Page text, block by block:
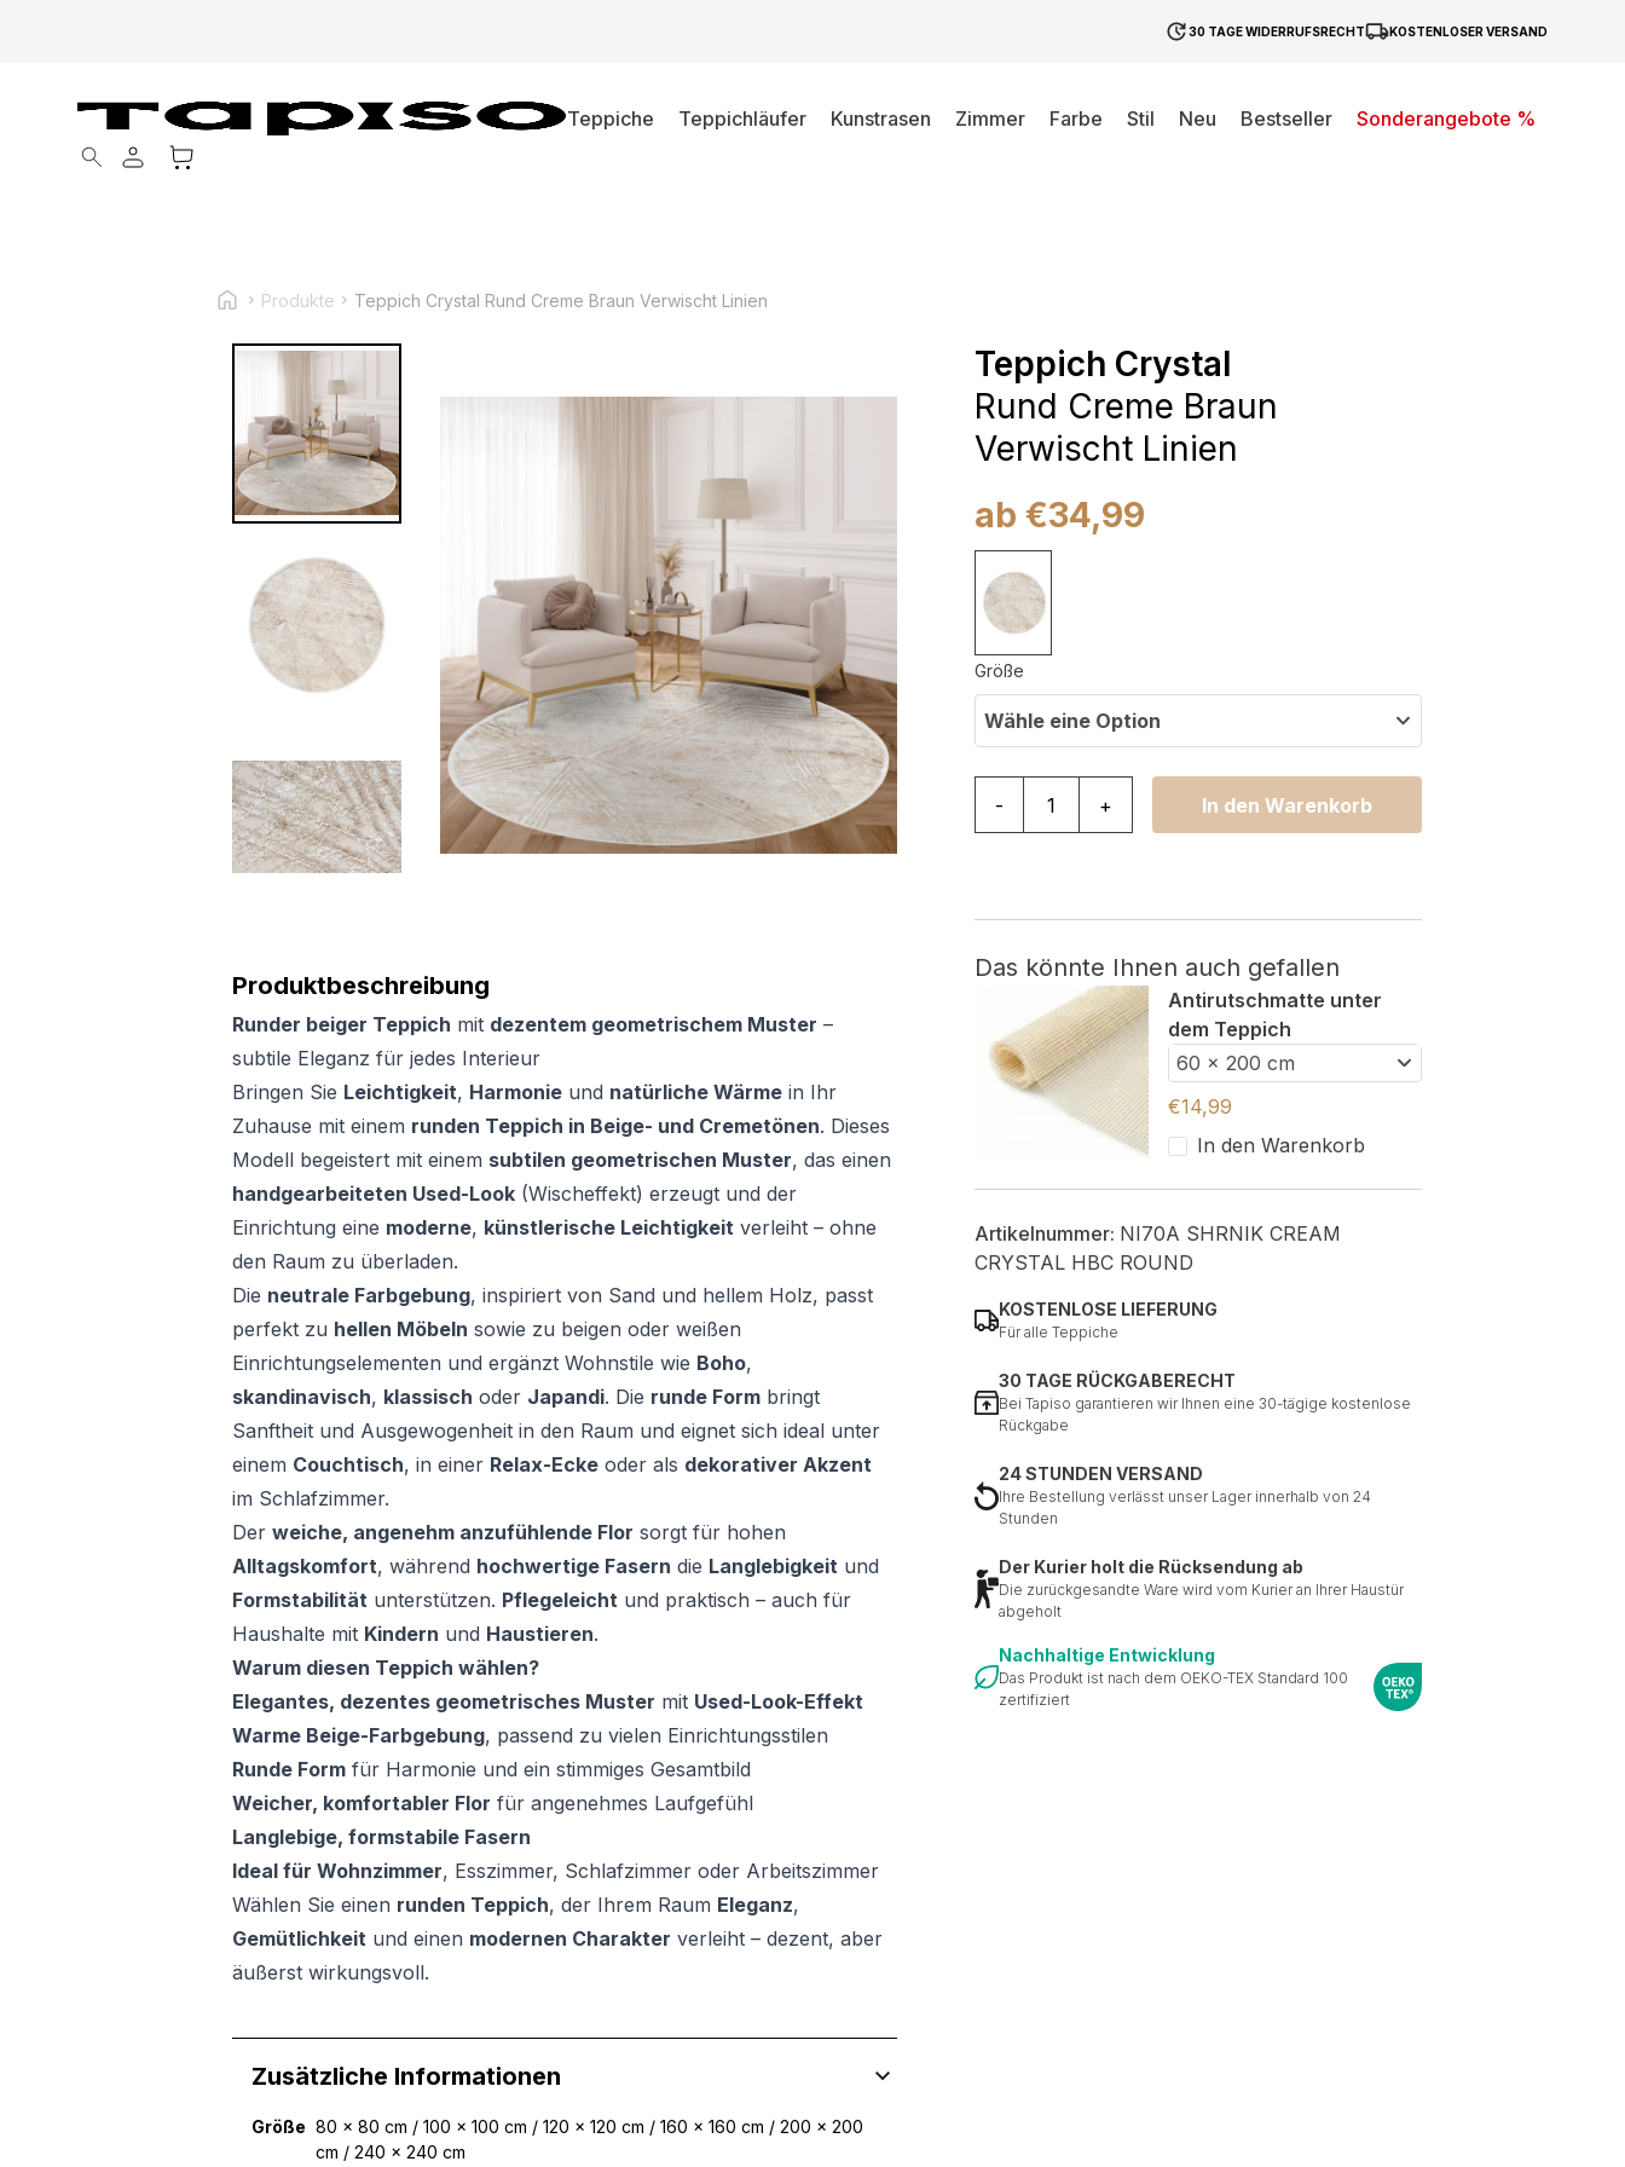
30 TAGE WIDERRUFSRECHT KOSTENLOSER VERSAND
Teppiche Teppichläufer Kunstrasen Zimmer Farbe Stil Neu Bestseller
Sonderangebote %
Products search
Produkte Teppich Crystal Rund Creme Braun Verwischt Linien
Produktbeschreibung
Runder beiger Teppich mit dezentem geometrischem Muster –
subtile Eleganz für jedes Interieur
Bringen Sie Leichtigkeit, Harmonie und natürliche Wärme in Ihr
Zuhause mit einem runden Teppich in Beige- und Cremetönen. Dieses
Modell begeistert mit einem subtilen geometrischen Muster, das einen
handgearbeiteten Used-Look (Wischeffekt) erzeugt und der
Einrichtung eine moderne, künstlerische Leichtigkeit verleiht – ohne
den Raum zu überladen.
Die neutrale Farbgebung, inspiriert von Sand und hellem Holz, passt
perfekt zu hellen Möbeln sowie zu beigen oder weißen
Einrichtungselementen und ergänzt Wohnstile wie Boho,
skandinavisch, klassisch oder Japandi. Die runde Form bringt
Sanftheit und Ausgewogenheit in den Raum und eignet sich ideal unter
einem Couchtisch, in einer Relax-Ecke oder als dekorativer Akzent
im Schlafzimmer.
Der weiche, angenehm anzufühlende Flor sorgt für hohen
Alltagskomfort, während hochwertige Fasern die Langlebigkeit und
Formstabilität unterstützen. Pflegeleicht und praktisch – auch für
Haushalte mit Kindern und Haustieren.
Warum diesen Teppich wählen?
Elegantes, dezentes geometrisches Muster mit Used-Look-Effekt
Warme Beige-Farbgebung, passend zu vielen Einrichtungsstilen
Runde Form für Harmonie und ein stimmiges Gesamtbild
Weicher, komfortabler Flor für angenehmes Laufgefühl
Langlebige, formstabile Fasern
Ideal für Wohnzimmer, Esszimmer, Schlafzimmer oder Arbeitszimmer
Wählen Sie einen runden Teppich, der Ihrem Raum Eleganz,
Gemütlichkeit und einen modernen Charakter verleiht – dezent, aber
äußerst wirkungsvoll.
Teppich Crystal
Rund Creme Braun
Verwischt Linien
ab €34,99
Größe
Wähle eine Option
- + In den Warenkorb
Das könnte Ihnen auch gefallen
Antirutschmatte unter
dem Teppich
60 x 200 cm
€14,99
In den Warenkorb
Artikelnummer: NI70A SHRNIK CREAM
CRYSTAL HBC ROUND
KOSTENLOSE LIEFERUNG
Für alle Teppiche
30 TAGE RÜCKGABERECHT
Bei Tapiso garantieren wir Ihnen eine 30-tägige kostenlose
Rückgabe
24 STUNDEN VERSAND
Ihre Bestellung verlässt unser Lager innerhalb von 24
Stunden
Der Kurier holt die Rücksendung ab
Die zurückgesandte Ware wird vom Kurier an Ihrer Haustür
abgeholt
Nachhaltige Entwicklung
Das Produkt ist nach dem OEKO-TEX Standard 100
zertifiziert
Zusätzliche Informationen
Größe 80 x 80 cm / 100 x 100 cm / 120 x 120 cm / 160 x 160 cm / 200 x 200
cm / 240 x 240 cm